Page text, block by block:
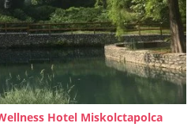
Hotel Miskolctapolca